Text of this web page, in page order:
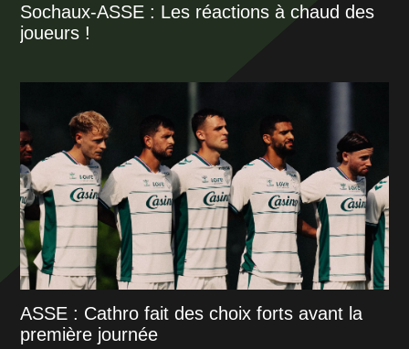
Sochaux-ASSE : Les réactions à chaud des
joueurs !
ASSE : Cathro fait des choix forts avant la
première journée